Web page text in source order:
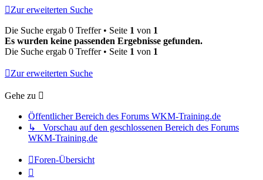
Zur erweiterten Suche
Die Suche ergab 0 Treffer • Seite 1 von 1
Es wurden keine passenden Ergebnisse gefunden.
Die Suche ergab 0 Treffer • Seite 1 von 1
Zur erweiterten Suche
Gehe zu
Öffentlicher Bereich des Forums WKM-Training.de
↳ Vorschau auf den geschlossenen Bereich des Forums
WKM-Training.de
Foren-Übersicht